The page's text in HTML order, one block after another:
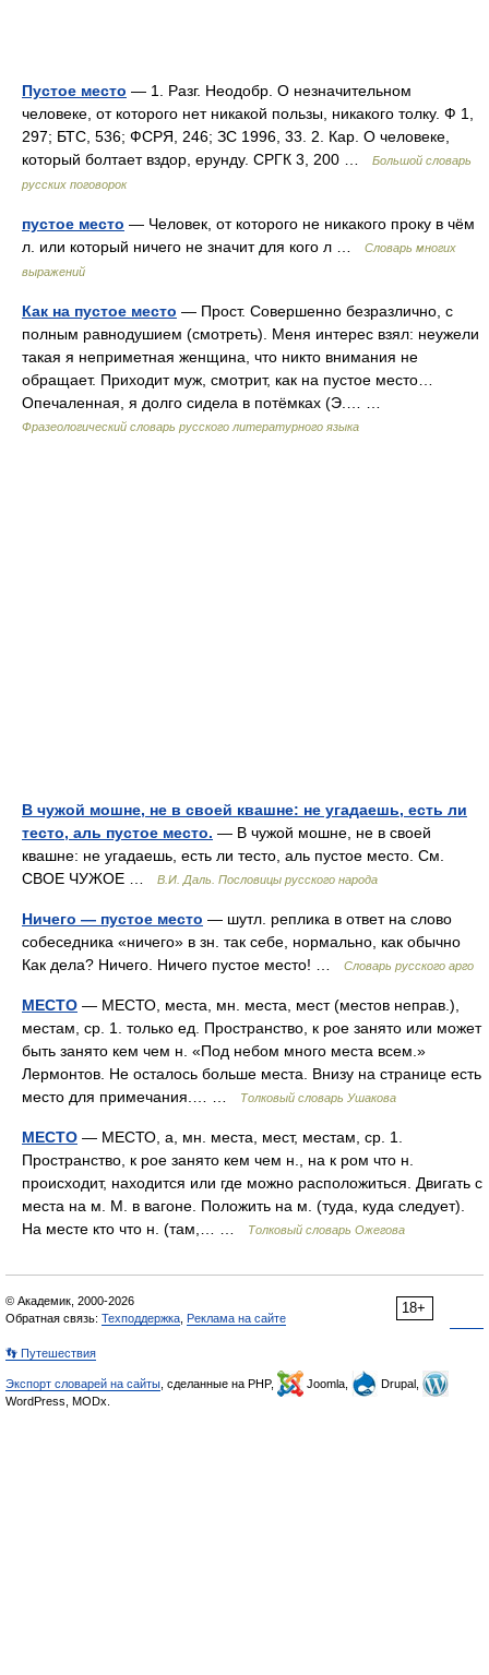
Пустое место — 1. Разг. Неодобр. О незначительном
человеке, от которого нет никакой пользы, никакого толку. Ф 1,
297; БТС, 536; ФСРЯ, 246; ЗС 1996, 33. 2. Кар. О человеке,
который болтает вздор, ерунду. СРГК 3, 200 …
Большой словарь
русских поговорок
пустое место — Человек, от которого не никакого проку в чём
л. или который ничего не значит для кого л …
Словарь многих
выражений
Как на пустое место — Прост. Совершенно безразлично, с
полным равнодушием (смотреть). Меня интерес взял: неужели
такая я неприметная женщина, что никто внимания не
обращает. Приходит муж, смотрит, как на пустое место…
Опечаленная, я долго сидела в потёмках (Э.… …
Фразеологический словарь русского литературного языка
В чужой мошне, не в своей квашне: не угадаешь, есть ли
тесто, аль пустое место. — В чужой мошне, не в своей
квашне: не угадаешь, есть ли тесто, аль пустое место. См.
СВОЕ ЧУЖОЕ …
В.И. Даль. Пословицы русского народа
Ничего — пустое место — шутл. реплика в ответ на слово
собеседника «ничего» в зн. так себе, нормально, как обычно
Как дела? Ничего. Ничего пустое место! …
Словарь русского арго
МЕСТО — МЕСТО, места, мн. места, мест (местов неправ.),
местам, ср. 1. только ед. Пространство, к рое занято или может
быть занято кем чем н. «Под небом много места всем.»
Лермонтов. Не осталось больше места. Внизу на странице есть
место для примечания.… …
Толковый словарь Ушакова
МЕСТО — МЕСТО, а, мн. места, мест, местам, ср. 1.
Пространство, к рое занято кем чем н., на к ром что н.
происходит, находится или где можно расположиться. Двигать с
места на м. М. в вагоне. Положить на м. (туда, куда следует).
На месте кто что н. (там,… …
Толковый словарь Ожегова
18+
© Академик, 2000-2026
Обратная связь: Техподдержка Реклама на сайте
👣 Путешествия
Экспорт словарей на сайты , сделанные на PHP, Joomla,
Drupal,
WordPress, MODx.